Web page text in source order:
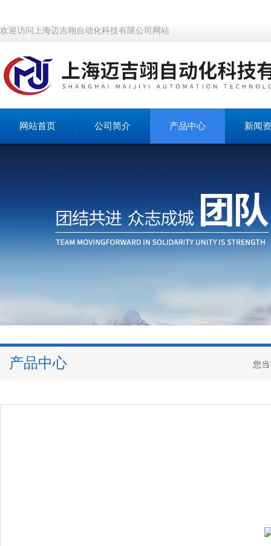
欢迎访问上海迈吉翊自动化科技有限公司网站
网站首页 公司简介 产品中心 新闻
产品中心 您